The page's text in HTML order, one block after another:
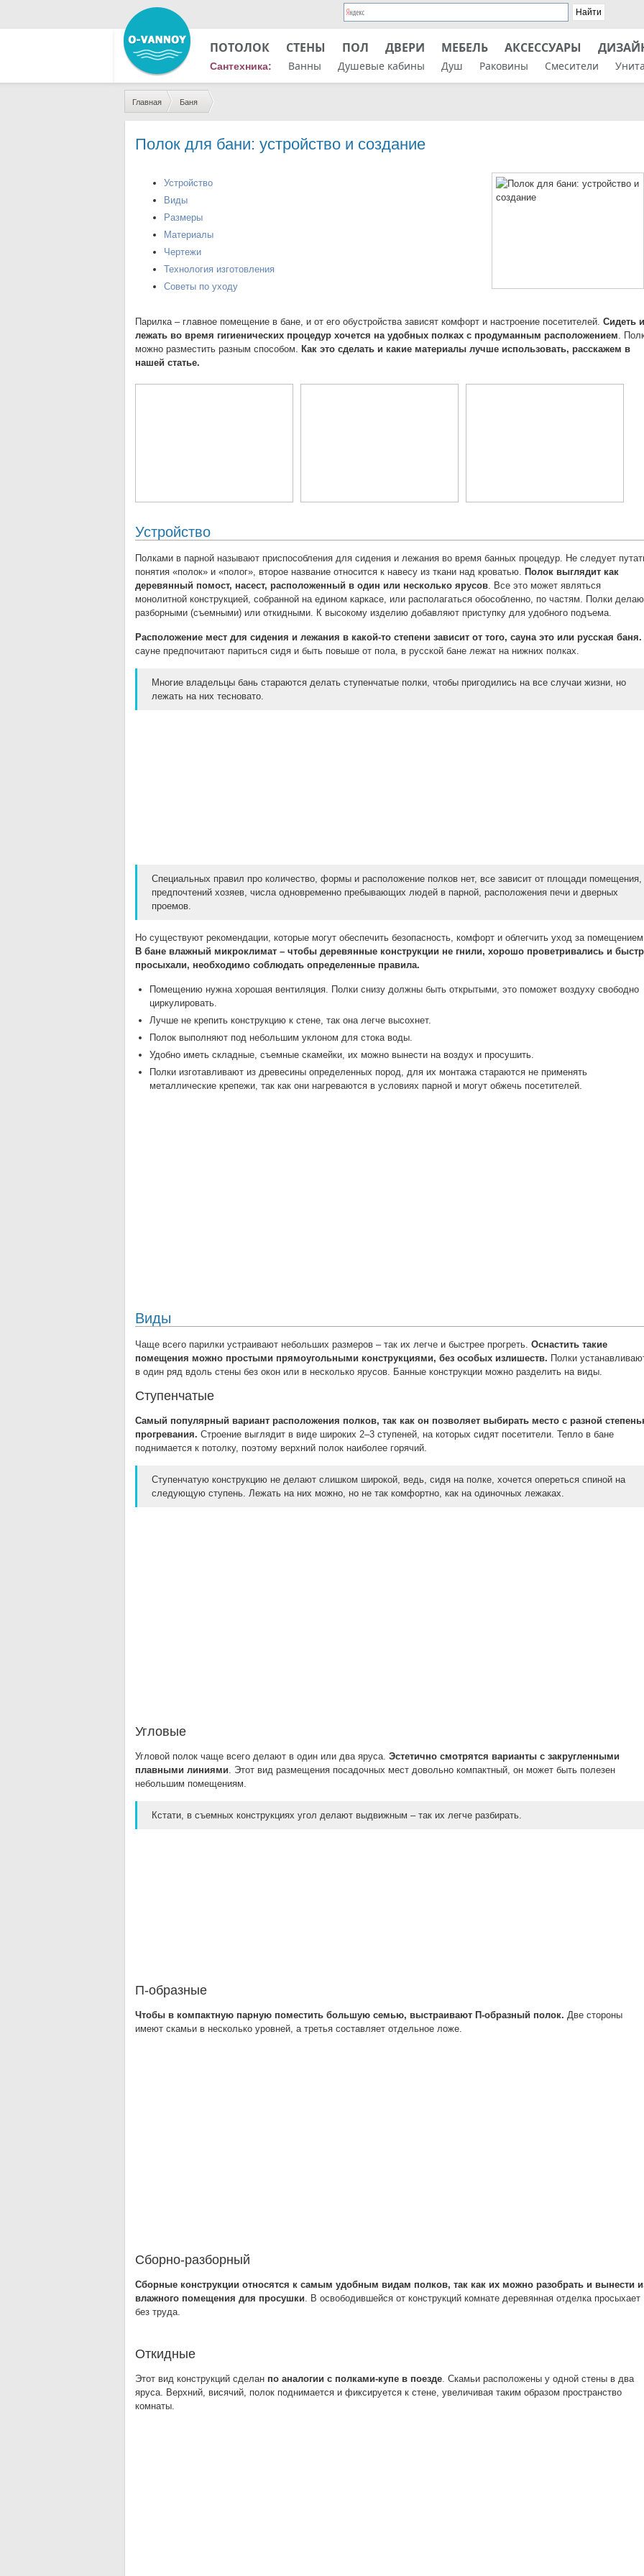
ПОТОЛОК СТЕНЫ ПОЛ ДВЕРИ МЕБЕЛЬ АКСЕССУАРЫ
Сантехника: Ванны Душевые кабины Душ Раковины Смесители
Главная Баня
Полок для бани: устройство и создание
Устройство
Виды
Размеры
Материалы
Чертежи
Технология изготовления
Советы по уходу
Парилка – главное помещение в бане, и от его обустройства зависят комфорт и настроение посетителей. Сидеть и
лежать во время гигиенических процедур хочется на удобных полках с продуманным расположением.
можно разместить разным способом. Как это сделать и какие материалы лучше использовать, расскажем в
нашей статье.
Устройство
Полками в парной называют приспособления для сидения и лежания во время банных процедур. Не следует
понятия «полок» и «полог», второе название относится к навесу из ткани над кроватью. Полок выглядит как
деревянный помост, насест, расположенный в один или несколько ярусов. Все это может являться
монолитной конструкцией, собранной на едином каркасе, или располагаться обособленно, по частям. Полки
разборными (съемными) или откидными. К высокому изделию добавляют приступку для удобного подъема.
Расположение мест для сидения и лежания в какой-то степени зависит от того, сауна это или русская баня.
сауне предпочитают париться сидя и быть повыше от пола, в русской бане лежат на нижних полках.
Многие владельцы бань стараются делать ступенчатые полки, чтобы пригодились на все случаи жизни, но
лежать на них тесновато.
Специальных правил про количество, формы и расположение полков нет, все зависит от площади помещения,
предпочтений хозяев, числа одновременно пребывающих людей в парной, расположения печи и дверных
проемов.
Но существуют рекомендации, которые могут обеспечить безопасность, комфорт и облегчить уход за
В бане влажный микроклимат – чтобы деревянные конструкции не гнили, хорошо проветривались и
просыхали, необходимо соблюдать определенные правила.
Помещению нужна хорошая вентиляция. Полки снизу должны быть открытыми, это поможет воздуху свободно
циркулировать.
Лучше не крепить конструкцию к стене, так она легче высохнет.
Полок выполняют под небольшим уклоном для стока воды.
Удобно иметь складные, съемные скамейки, их можно вынести на воздух и просушить.
Полки изготавливают из древесины определенных пород, для их монтажа стараются не применять
металлические крепежи, так как они нагреваются в условиях парной и могут обжечь посетителей.
Виды
Чаще всего парилки устраивают небольших размеров – так их легче и быстрее прогреть. Оснастить такие
помещения можно простыми прямоугольными конструкциями, без особых излишеств. Полки
в один ряд вдоль стены без окон или в несколько ярусов. Банные конструкции можно разделить на виды.
Ступенчатые
Самый популярный вариант расположения полков, так как он позволяет выбирать место с разной
прогревания. Строение выглядит в виде широких 2–3 ступеней, на которых сидят посетители. Тепло в бане
поднимается к потолку, поэтому верхний полок наиболее горячий.
Ступенчатую конструкцию не делают слишком широкой, ведь, сидя на полке, хочется опереться спиной на
следующую ступень. Лежать на них можно, но не так комфортно, как на одиночных лежаках.
Угловые
Угловой полок чаще всего делают в один или два яруса. Эстетично смотрятся варианты с закругленными
плавными линиями. Этот вид размещения посадочных мест довольно компактный, он может быть полезен
небольшим помещениям.
Кстати, в съемных конструкциях угол делают выдвижным – так их легче разбирать.
П-образные
Чтобы в компактную парную поместить большую семью, выстраивают П-образный полок. Две стороны
имеют скамьи в несколько уровней, а третья составляет отдельное ложе.
Сборно-разборный
Сборные конструкции относятся к самым удобным видам полков, так как их можно разобрать и вынести
влажного помещения для просушки. В освободившейся от конструкций комнате деревянная отделка просыхает
без труда.
Откидные
Этот вид конструкций сделан по аналогии с полками-купе в поезде. Скамьи расположены у одной стены в два
яруса. Верхний, висячий, полок поднимается и фиксируется к стене, увеличивая таким образом пространство
комнаты.